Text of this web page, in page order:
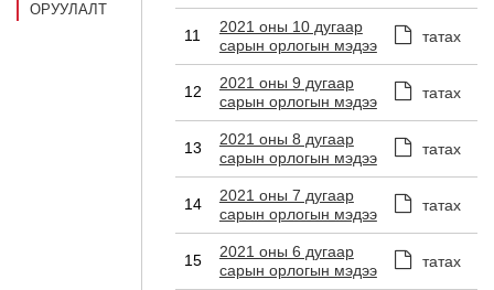
ОРУУЛАЛТ
11
2021 оны 10 дугаар
сарын орлогын мэдээ
татах
12
2021 оны 9 дугаар
сарын орлогын мэдээ
татах
13
2021 оны 8 дугаар
сарын орлогын мэдээ
татах
14
2021 оны 7 дугаар
сарын орлогын мэдээ
татах
15
2021 оны 6 дугаар
сарын орлогын мэдээ
татах